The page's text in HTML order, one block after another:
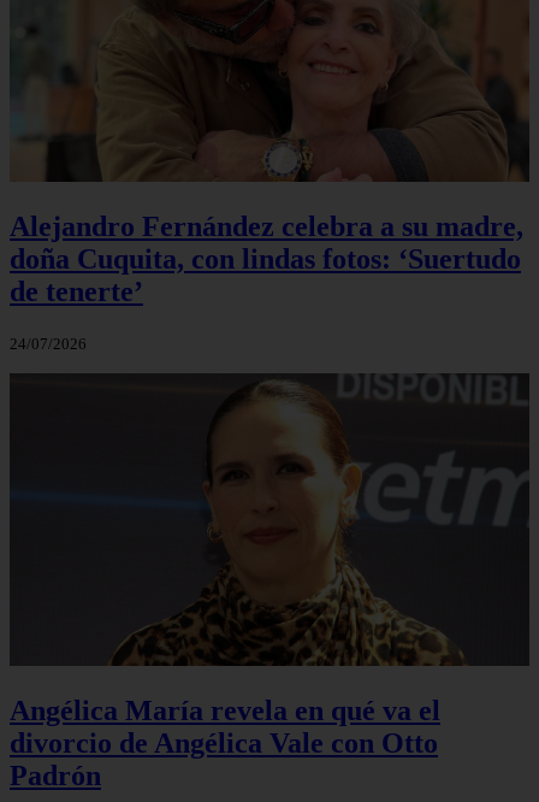
Alejandro Fernández celebra a su madre,
doña Cuquita, con lindas fotos: ‘Suertudo
de tenerte’
24/07/2026
Angélica María revela en qué va el
divorcio de Angélica Vale con Otto
Padrón